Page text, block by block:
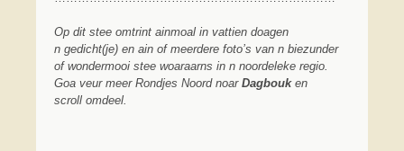
Op dit stee omtrint ainmoal in vattien doagen
n gedicht(je) en ain of meerdere foto’s van n biezunder
of wondermooi stee woaraarns in n noordeleke regio.
Goa veur meer Rondjes Noord noar Dagbouken
scroll omdeel.